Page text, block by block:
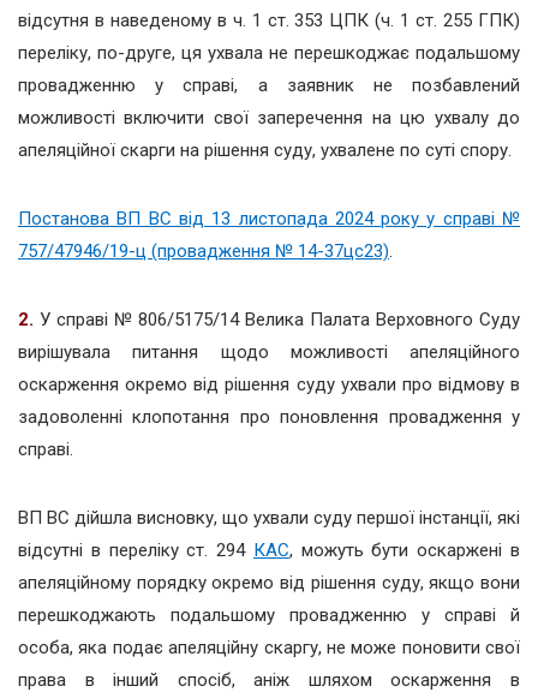
відсутня в наведеному в ч. 1 ст. 353 ЦПК (ч. 1 ст. 255 ГПК)
переліку, по-друге, ця ухвала не перешкоджає подальшому
провадженню у справі, а заявник не позбавлений
можливості включити свої заперечення на цю ухвалу до
апеляційної скарги на рішення суду, ухвалене по суті спору.
Постанова ВП ВС від 13 листопада 2024 року у справі №
757/47946/19-ц (провадження № 14-37цс23).
2. У справі № 806/5175/14 Велика Палата Верховного Суду
вирішувала питання щодо можливості апеляційного
оскарження окремо від рішення суду ухвали про відмову в
задоволенні клопотання про поновлення провадження у
справі.
ВП ВС дійшла висновку, що ухвали суду першої інстанції, які
відсутні в переліку ст. 294 КАС, можуть бути оскаржені в
апеляційному порядку окремо від рішення суду, якщо вони
перешкоджають подальшому провадженню у справі й
особа, яка подає апеляційну скаргу, не може поновити свої
права в інший спосіб, аніж шляхом оскарження в